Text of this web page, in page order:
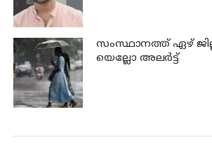
സംസ്ഥാനത്ത് ഏഴ്
യെല്ലോ അലര്‍ട്ട്